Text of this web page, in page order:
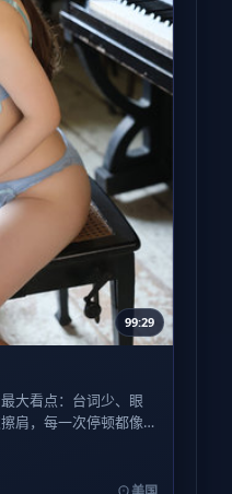
99:29
大看点：台词少、眼
肩，每一次停顿都像